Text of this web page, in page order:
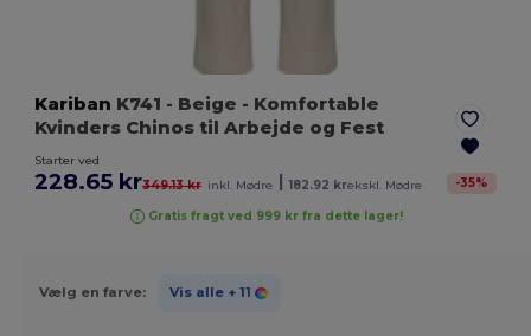
Kariban K741 - Beige - Komfortable
Kvinders Chinos til Arbejde og Fest
Starter ved
228.65 kr349.13 kr inkl. Mødre | 182.92 krekskl. Mødre -35%
Gratis fragt ved 999 kr fra dette lager!
Vælg en farve: Vis alle + 11